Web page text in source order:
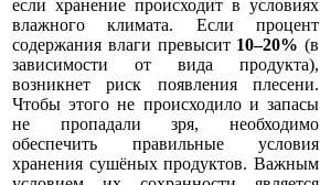
если хранение происходит в условиях
влажного климата. Если процент
содержания влаги превысит 10–20% (в
зависимости от вида продукта),
возникнет риск появления плесени.
Чтобы этого не происходило и запасы
не пропадали зря, необходимо
обеспечить правильные условия
хранения сушёных продуктов. Важным